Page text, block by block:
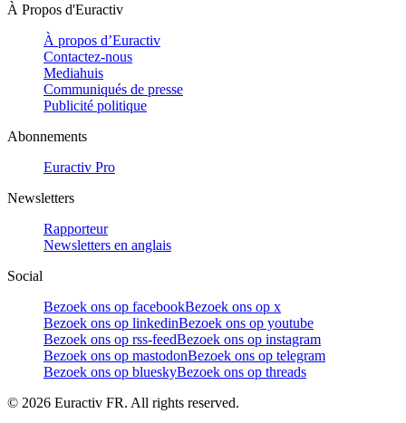
À Propos d'Euractiv
À propos d’Euractiv
Contactez-nous
Mediahuis
Communiqués de presse
Publicité politique
Abonnements
Euractiv Pro
Newsletters
Rapporteur
Newsletters en anglais
Social
Bezoek ons op facebookBezoek ons op x
Bezoek ons op linkedinBezoek ons op youtube
Bezoek ons op rss-feedBezoek ons op instagram
Bezoek ons op mastodonBezoek ons op telegram
Bezoek ons op blueskyBezoek ons op threads
© 2026 Euractiv FR. All rights reserved.